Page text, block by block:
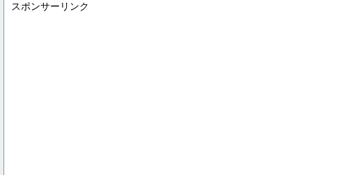
スポンサーリンク